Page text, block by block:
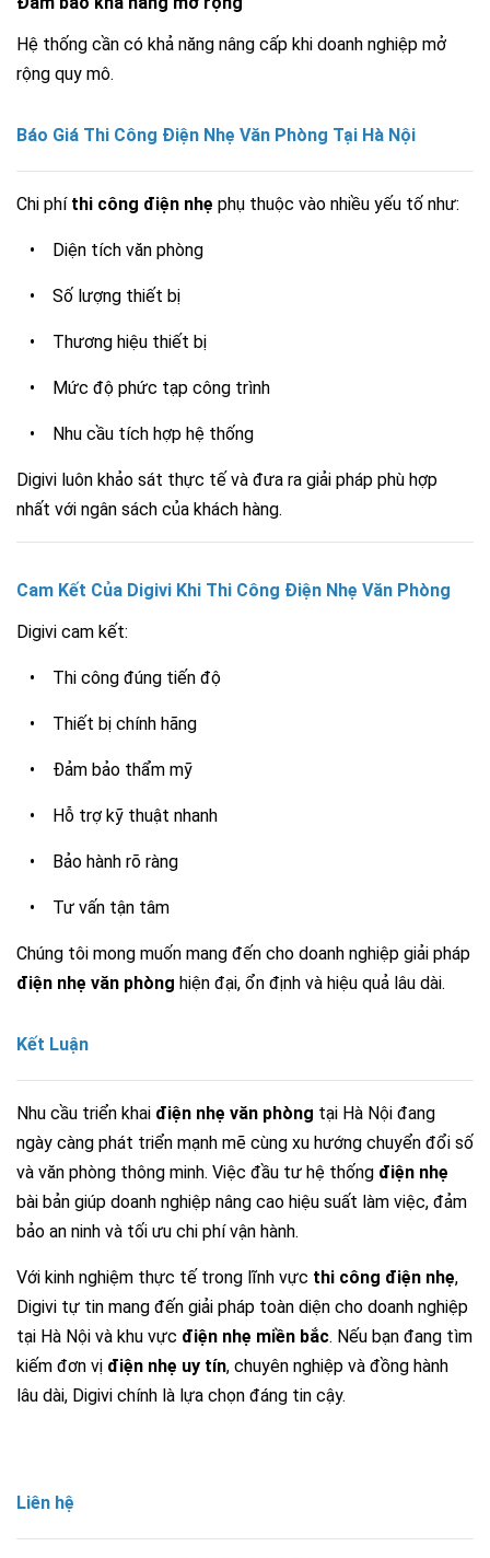
Hệ thống cần có khả năng nâng cấp khi doanh nghiệp mở
rộng quy mô.
Báo Giá Thi Công Điện Nhẹ Văn Phòng Tại Hà Nội
Chi phí thi công điện nhẹ phụ thuộc vào nhiều yếu tố như:
• Diện tích văn phòng
• Số lượng thiết bị
• Thương hiệu thiết bị
• Mức độ phức tạp công trình
• Nhu cầu tích hợp hệ thống
Digivi luôn khảo sát thực tế và đưa ra giải pháp phù hợp
nhất với ngân sách của khách hàng.
Cam Kết Của Digivi Khi Thi Công Điện Nhẹ Văn Phòng
Digivi cam kết:
• Thi công đúng tiến độ
• Thiết bị chính hãng
• Đảm bảo thẩm mỹ
• Hỗ trợ kỹ thuật nhanh
• Bảo hành rõ ràng
• Tư vấn tận tâm
Chúng tôi mong muốn mang đến cho doanh nghiệp giải pháp
điện nhẹ văn phòng hiện đại, ổn định và hiệu quả lâu dài.
Kết Luận
Nhu cầu triển khai điện nhẹ văn phòng tại Hà Nội đang
ngày càng phát triển mạnh mẽ cùng xu hướng chuyển đổi số
và văn phòng thông minh. Việc đầu tư hệ thống điện nhẹ
bài bản giúp doanh nghiệp nâng cao hiệu suất làm việc, đảm
bảo an ninh và tối ưu chi phí vận hành.
Với kinh nghiệm thực tế trong lĩnh vực thi công điện nhẹ,
Digivi tự tin mang đến giải pháp toàn diện cho doanh nghiệp
tại Hà Nội và khu vực điện nhẹ miền bắc. Nếu bạn đang tìm
kiếm đơn vị điện nhẹ uy tín, chuyên nghiệp và đồng hành
lâu dài, Digivi chính là lựa chọn đáng tin cậy.
Liên hệ